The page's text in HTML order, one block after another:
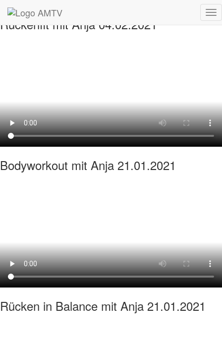
Rückenfit mit Anja 04.02.2021
Bodyworkout mit Anja 21.01.2021
Rücken in Balance mit Anja 21.01.2021